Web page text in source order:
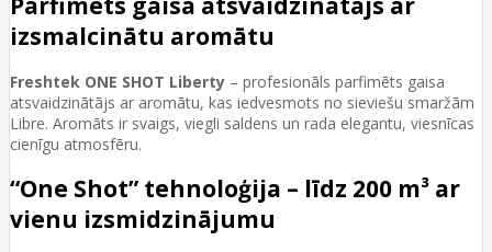
izsmalcinātu aromātu
Freshtek ONE SHOT Liberty – profesionāls parfimēts gaisa
atsvaidzinātājs ar aromātu, kas iedvesmots no sieviešu smaržām
Libre. Aromāts ir svaigs, viegli saldens un rada elegantu, viesnīcas
cienīgu atmosfēru.
“One Shot” tehnoloģija – līdz 200 m³ ar
vienu izsmidzinājumu